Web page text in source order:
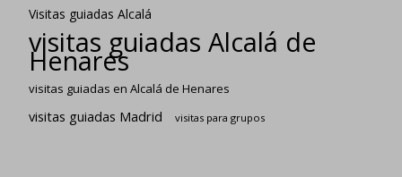
Visitas guiadas Alcalá
visitas guiadas Alcalá de
Henares
visitas guiadas en Alcalá de Henares
visitas guiadas Madrid visitas para grupos